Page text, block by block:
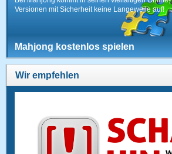
Versionen mit Sicherheit keine Langeweile auf!
Mahjong kostenlos spielen
Wir empfehlen